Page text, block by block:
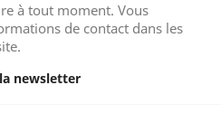
à tout moment. Vous
de contact dans les
newsletter